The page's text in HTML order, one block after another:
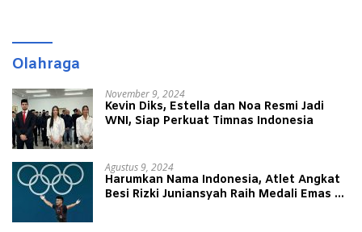
Olahraga
November 9, 2024
Kevin Diks, Estella dan Noa Resmi Jadi
WNI, Siap Perkuat Timnas Indonesia
Agustus 9, 2024
Harumkan Nama Indonesia, Atlet Angkat
Besi Rizki Juniansyah Raih Medali Emas di